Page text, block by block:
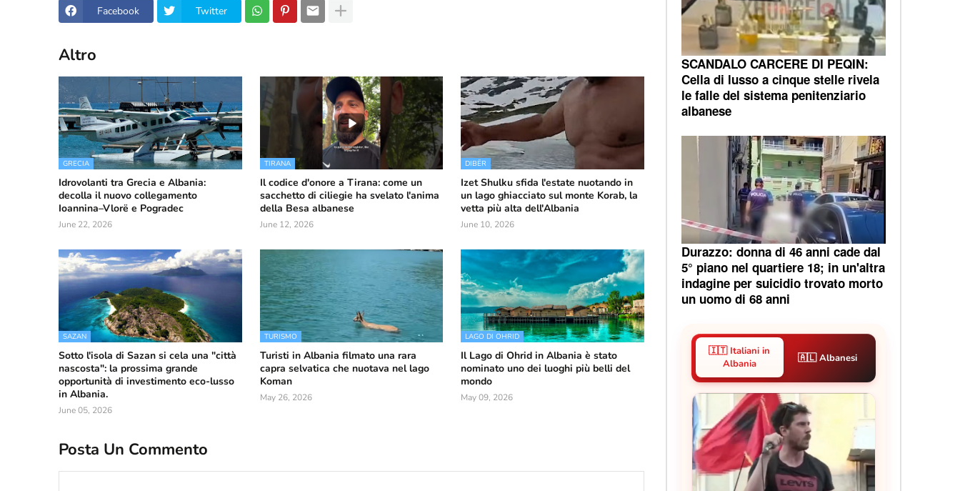
Facebook Twitter
Altro
GRECIA
Idrovolanti tra Grecia e Albania:
decolla il nuovo collegamento
Ioannina–Vlorë e Pogradec
June 22, 2026
TIRANA
Il codice d'onore a Tirana: come un
sacchetto di ciliegie ha svelato l'anima
della Besa albanese
June 12, 2026
DIBËR
Izet Shulku sfida l'estate nuotando in
un lago ghiacciato sul monte Korab, la
vetta più alta dell'Albania
June 10, 2026
SAZAN
Sotto l'isola di Sazan si cela una "città
nascosta": la prossima grande
opportunità di investimento eco-lusso
in Albania.
June 05, 2026
TURISMO
Turisti in Albania filmato una rara
capra selvatica che nuotava nel lago
Koman
May 26, 2026
LAGO DI OHRID
Il Lago di Ohrid in Albania è stato
nominato uno dei luoghi più belli del
mondo
May 09, 2026
Posta Un Commento
SCANDALO CARCERE DI PEQIN:
Cella di lusso a cinque stelle rivela
le falle del sistema penitenziario
albanese
Durazzo: donna di 46 anni cade dal
5° piano nel quartiere 18; in un'altra
indagine per suicidio trovato morto
un uomo di 68 anni
🇮🇹 Italiani in
Albania
🇦🇱 Albanesi